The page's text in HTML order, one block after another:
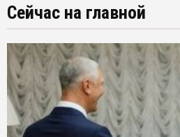
Сейчас на главной